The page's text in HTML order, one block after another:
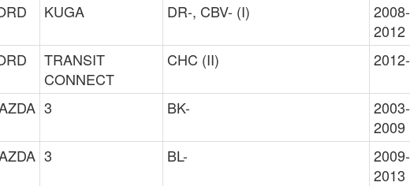
KUGA DR-, CBV- (I)
2008-
2012
TRANSIT
CONNECT
CHC (II) 2012-
3 BK-
2003-
2009
3 BL-
2009-
2013